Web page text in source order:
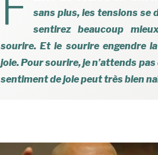
sans plus, les tensions se
sentirez beaucoup
sourire. Et le sourire engendre
joie. Pour sourire, je n’attends
sentiment de joie peut très bien